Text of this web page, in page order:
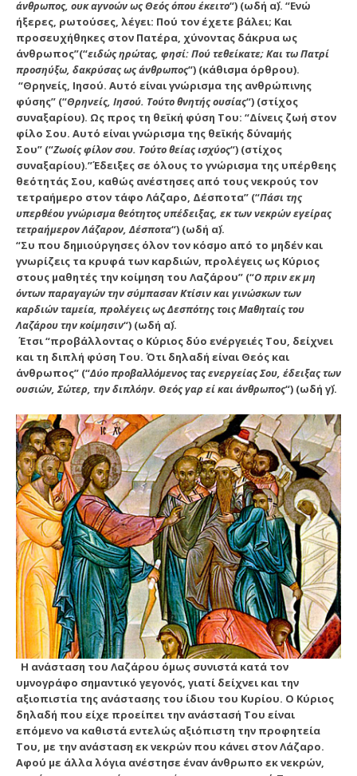
άνθρωπος, ουκ αγνοών ως Θεός όπου έκειτο“) (ωδή α΄). “Ενώ
ήξερες, ρωτούσες, λέγει: Πού τον έχετε βάλει; Και
προσευχήθηκες στον Πατέρα, χύνοντας δάκρυα ως
άνθρωπος”(“ειδώς ηρώτας, φησί: Πού τεθείκατε; Και τω Πατρί
προσηύξω, δακρύσας ως άνθρωπος“) (κάθισμα όρθρου).
“Θρηνείς, Ιησού. Αυτό είναι γνώρισμα της ανθρώπινης
φύσης” (“Θρηνείς, Ιησού. Τούτο θνητής ουσίας“) (στίχος
συναξαρίου). Ως προς τη θεϊκή φύση Του: “Δίνεις ζωή στον
φίλο Σου. Αυτό είναι γνώρισμα της θεϊκής δύναμής
Σου” (“Ζωοίς φίλον σου. Τούτο θείας ισχύος“) (στίχος
συναξαρίου).”Έδειξες σε όλους το γνώρισμα της υπέρθεης
θεότητάς Σου, καθώς ανέστησες από τους νεκρούς τον
τετραήμερο στον τάφο Λάζαρο, Δέσποτα” (“Πάσι της
υπερθέου γνώρισμα θεότητος υπέδειξας, εκ των νεκρών εγείρας
τετραήμερον Λάζαρον, Δέσποτα“) (ωδή α΄).
“Συ που δημιούργησες όλον τον κόσμο από το μηδέν και
γνωρίζεις τα κρυφά των καρδιών, προλέγεις ως Κύριος
στους μαθητές την κοίμηση του Λαζάρου” (“Ο πριν εκ μη
όντων παραγαγών την σύμπασαν Κτίσιν και γινώσκων των
καρδιών ταμεία, προλέγεις ως Δεσπότης τοις Μαθηταίς του
Λαζάρου την κοίμησιν“) (ωδή α΄).
Έτσι “προβάλλοντας ο Κύριος δύο ενέργειές Του, δείχνει
και τη διπλή φύση Του. Ότι δηλαδή είναι Θεός και
άνθρωπος” (“Δύο προβαλλόμενος τας ενεργείας Σου, έδειξας των
ουσιών, Σώτερ, την διπλόην. Θεός γαρ εί και άνθρωπος“) (ωδή γ΄).
Η ανάσταση του Λαζάρου όμως συνιστά κατά τον
υμνογράφο σημαντικό γεγονός, γιατί δείχνει και την
αξιοπιστία της ανάστασης του ίδιου του Κυρίου. Ο Κύριος
δηλαδή που είχε προείπει την ανάστασή Του είναι
επόμενο να καθιστά εντελώς αξιόπιστη την προφητεία
Του, με την ανάσταση εκ νεκρών που κάνει στον Λάζαρο.
Αφού με άλλα λόγια ανέστησε έναν άνθρωπο εκ νεκρών,